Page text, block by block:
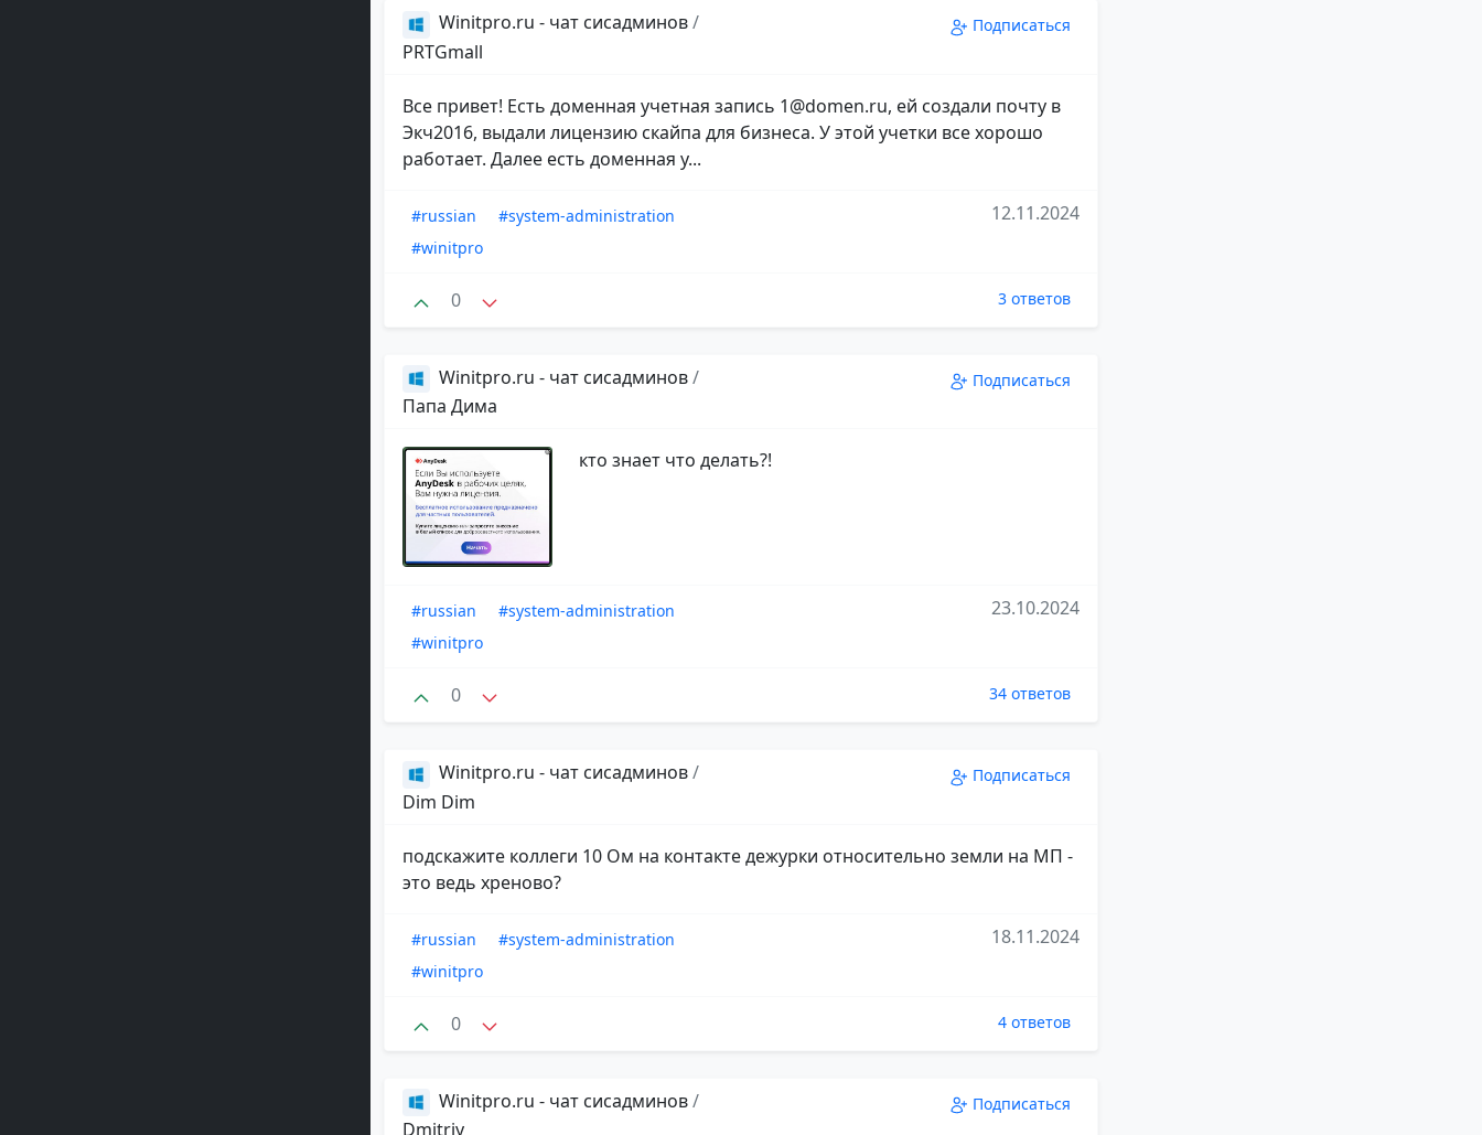
Winitpro.ru - чат сисадминов/
PRTGmall
Подписаться
Все привет! Есть доменная учетная запись 1@domen.ru, ей создали почту в
Экч2016, выдали лицензию скайпа для бизнеса. У этой учетки все хорошо
работает. Далее есть доменная у...
#russian
#system-administration
#winitpro
12.11.2024
0 3 ответов
Winitpro.ru - чат сисадминов/
Папа Дима
Подписаться
кто знает что делать?!
#russian
#system-administration
#winitpro
23.10.2024
0 34 ответов
Winitpro.ru - чат сисадминов/
Dim Dim
Подписаться
подскажите коллеги 10 Ом на контакте дежурки относительно земли на МП -
это ведь хреново?
#russian
#system-administration
#winitpro
18.11.2024
0 4 ответов
Winitpro.ru - чат сисадминов/
Dmitriy
Подписаться